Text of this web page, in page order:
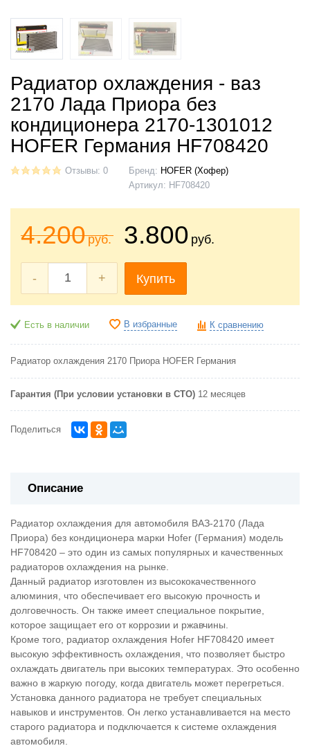
Радиатор охлаждения - ваз
2170 Лада Приора без
кондиционера 2170-1301012
HOFER Германия HF708420
Отзывы: 0 Бренд: HOFER (Хофер)
Артикул: HF708420
4.200руб. 3.800 руб.
- + Купить
Есть в наличии В избранные К сравнению
Радиатор охлаждения 2170 Приора HOFER Германия
Гарантия (При условии установки в СТО) 12 месяцев
Поделиться
Описание
Радиатор охлаждения для автомобиля ВАЗ-2170 (Лада
Приора) без кондиционера марки Hofer (Германия) модель
HF708420 – это один из самых популярных и качественных
радиаторов охлаждения на рынке.
Данный радиатор изготовлен из высококачественного
алюминия, что обеспечивает его высокую прочность и
долговечность. Он также имеет специальное покрытие,
которое защищает его от коррозии и ржавчины.
Кроме того, радиатор охлаждения Hofer HF708420 имеет
высокую эффективность охлаждения, что позволяет быстро
охлаждать двигатель при высоких температурах. Это особенно
важно в жаркую погоду, когда двигатель может перегреться.
Установка данного радиатора не требует специальных
навыков и инструментов. Он легко устанавливается на место
старого радиатора и подключается к системе охлаждения
автомобиля.